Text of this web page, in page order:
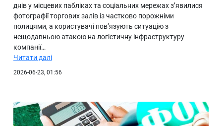
днів у місцевих пабліках та соціальних мережах з’явилися
фотографії торгових залів із частково порожніми
полицями, а користувачі пов’язують ситуацію з
нещодавньою атакою на логістичну інфраструктуру
компанії…
Читати далі
2026-06-23, 01:56